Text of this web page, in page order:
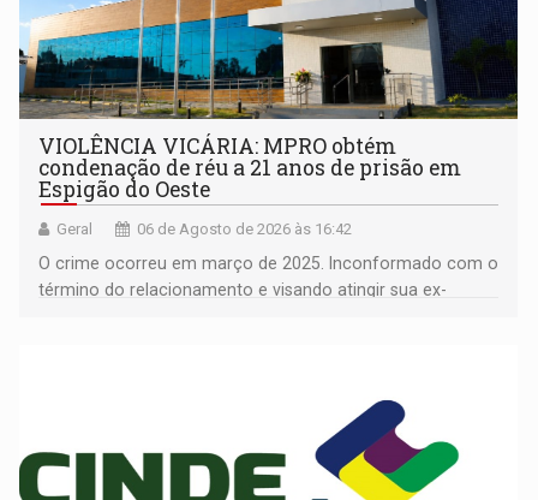
VIOLÊNCIA VICÁRIA: MPRO obtém
condenação de réu a 21 anos de prisão em
Espigão do Oeste
Geral 06 de Agosto de 2026 às 16:42
O crime ocorreu em março de 2025. Inconformado com o
término do relacionamento e visando atingir sua ex-